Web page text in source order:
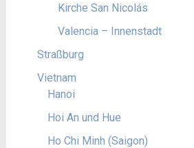
Kirche San Nicolás
Valencia – Innenstadt
Straßburg
Vietnam
Hanoi
Hoi An und Hue
Ho Chi Minh (Saigon)